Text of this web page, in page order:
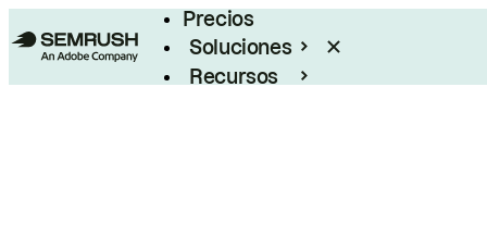
Precios
Soluciones
Recursos